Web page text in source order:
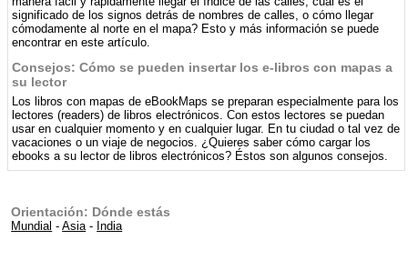
significado de los signos detrás de nombres de calles, o cómo llegar
cómodamente al norte en el mapa? Esto y más información se puede
encontrar en este artículo.
Consejos: Cómo se pueden insertar los e-libros con mapas a
su lector
Los libros con mapas de eBookMaps se preparan especialmente para los
lectores (readers) de libros electrónicos. Con estos lectores se puedan
usar en cualquier momento y en cualquier lugar. En tu ciudad o tal vez de
vacaciones o un viaje de negocios. ¿Quieres saber cómo cargar los
ebooks a su lector de libros electrónicos? Éstos son algunos consejos.
Orientación: Dónde estás
Mundial -Asia- India